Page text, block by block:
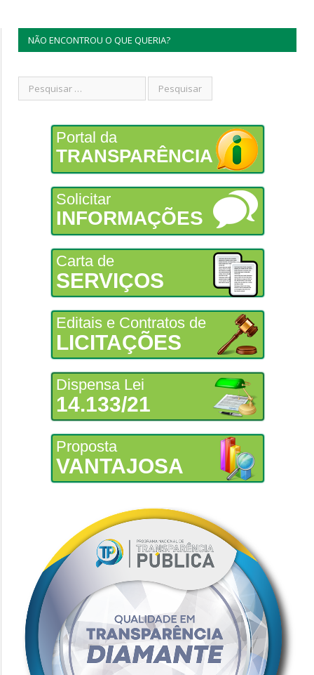
NÃO ENCONTROU O QUE QUERIA?
Portal da
TRANSPARÊNCIA
Solicitar
INFORMAÇÕES
Carta de
SERVIÇOS
Editais e Contratos de
LICITAÇÕES
Dispensa Lei
14.133/21
Proposta
VANTAJOSA